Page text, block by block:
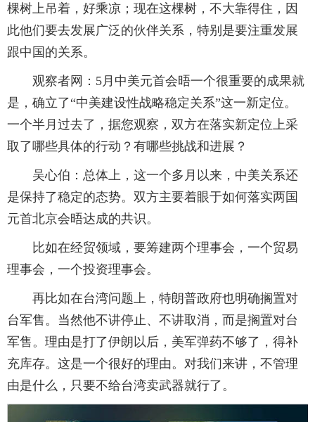
棵树上吊着，好乘凉；现在这棵树，不大靠得住，因
此他们要去发展广泛的伙伴关系，特别是要注重发展
跟中国的关系。
观察者网：5月中美元首会晤一个很重要的成果就
是，确立了“中美建设性战略稳定关系”这一新定位。
一个半月过去了，据您观察，双方在落实新定位上采
取了哪些具体的行动？有哪些挑战和进展？
吴心伯：总体上，这一个多月以来，中美关系还
是保持了稳定的态势。双方主要着眼于如何落实两国
元首北京会晤达成的共识。
比如在经贸领域，要筹建两个理事会，一个贸易
理事会，一个投资理事会。
再比如在台湾问题上，特朗普政府也明确搁置对
台军售。当然他不讲停止、不讲取消，而是搁置对台
军售。理由是打了伊朗以后，美军弹药不够了，得补
充库存。这是一个很好的理由。对我们来讲，不管理
由是什么，只要不给台湾卖武器就行了。